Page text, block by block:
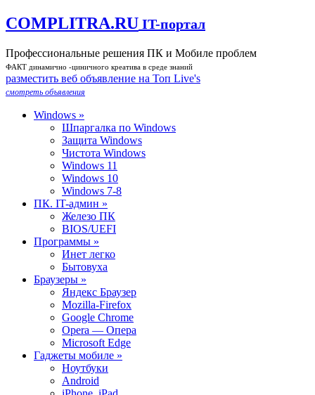
COMPLITRA.RU IT-портал
Профессиональные решения ПК и Мобиле проблем
ФАКТ динамично -циничного креатива в среде знаний
разместить веб объявление на Toп Live's
смотреть объявления
Windows »
Шпаргалка по Windows
Защита Windows
Чистота Windows
Windows 11
Windows 10
Windows 7-8
ПК. IT-админ »
Железо ПК
BIOS/UEFI
Программы »
Инет легко
Бытовуха
Браузеры »
Яндекс Браузер
Mozilla-Firefox
Google Chrome
Opera — Опера
Microsoft Edge
Гаджеты мобиле »
Ноутбуки
Android